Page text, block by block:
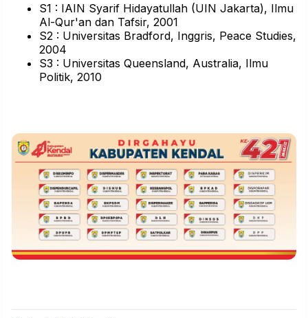
S1 : IAIN Syarif Hidayatullah (UIN Jakarta), Ilmu
Al-Qur'an dan Tafsir, 2001
S2 : Universitas Bradford, Inggris, Peace Studies,
2004
S3 : Universitas Queensland, Australia, Ilmu
Politik, 2010